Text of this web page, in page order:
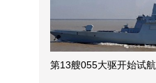
第13艘055大驱开始试航